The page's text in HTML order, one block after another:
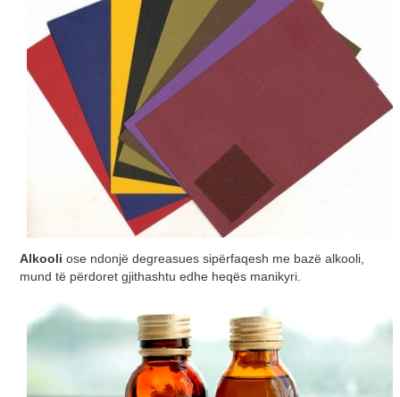
Alkooli ose ndonjë degreasues sipërfaqesh me bazë alkooli,
mund të përdoret gjithashtu edhe heqës manikyri.